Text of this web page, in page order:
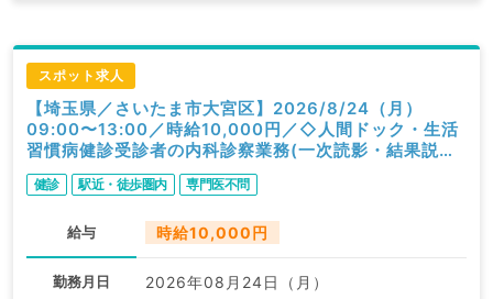
スポット求人
【埼玉県／さいたま市大宮区】2026/8/24（月）
09:00〜13:00／時給10,000円／◇人間ドック・生活
習慣病健診受診者の内科診察業務(一次読影・結果説明
含む)◇／内科
健診 駅近・徒歩圏内 専門医不問
給与 時給10,000円
勤務月日 2026年08月24日（月）